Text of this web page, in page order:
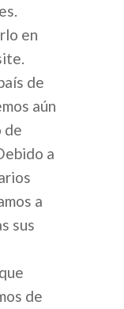
en
de
aún
de
a
a
sus
de